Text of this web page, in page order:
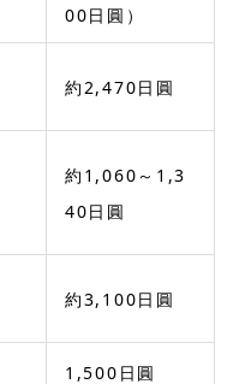
00日圓）
約2,470日圓
約1,060～1,3
40日圓
約3,100日圓
1,500日圓